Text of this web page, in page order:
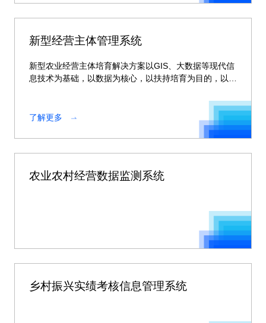
新型经营主体管理系统
新型农业经营主体培育解决方案以GIS、大数据等现代信
息技术为基础，以数据为核心，以扶持培育为目的，以精
了解更多
农业农村经营数据监测系统
乡村振兴实绩考核信息管理系统